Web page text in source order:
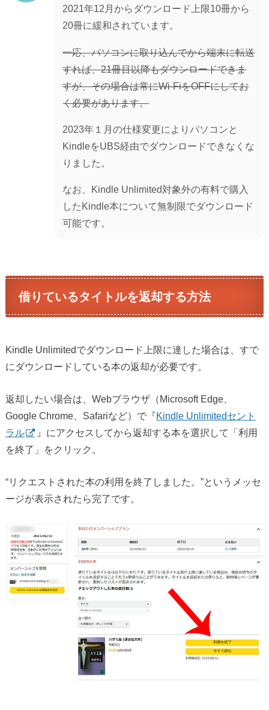
2021年12月からダウンロード上限10冊から
20冊に緩和されています。
一応、パソコンに取り込んでから端末に転送
すれば、21冊目以降もダウンロードできま
すが、その場合は常にWi-FiをOFFにしてお
く必要があります。
2023年１月の仕様変更によりパソコンと
KindleをUBS経由でダウンロードできなくな
りました。
なお、Kindle Unlimited対象外の有料で購入
したKindle本について無制限でダウンロード
可能です。
借りているタイトルを返却する方法
Kindle Unlimitedでダウンロード上限に達した場合は、すで
にダウンロードしている本の返却が必要です。
返却したい場合は、Webブラウザ（Microsoft Edge、
Google Chrome、Safariなど）で『Kindle Unlimitedセント
ラル
』にアクセスしてから返却する本を選択して「利用
を終了」をクリック。
“リクエストされた本の利用を終了しました。”というメッセ
ージが表示されたら完了です。